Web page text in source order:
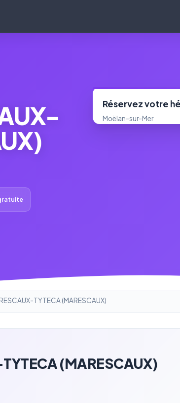
Réservez votre
Moëlan-sur-Mer
TYTECA (MARESCAUX)
(MARESCAUX)